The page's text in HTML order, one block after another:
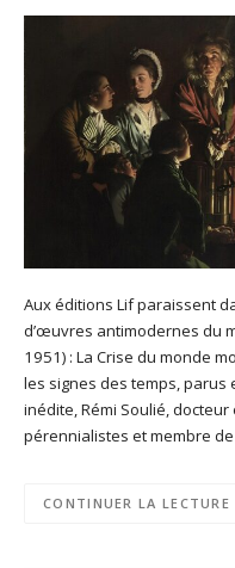
Aux éditions Lif paraissent
d’œuvres antimodernes du
1951) : La Crise du monde
les signes des temps, parus
inédite, Rémi Soulié,
pérennialistes et membre
CONTINUER LA LECTURE